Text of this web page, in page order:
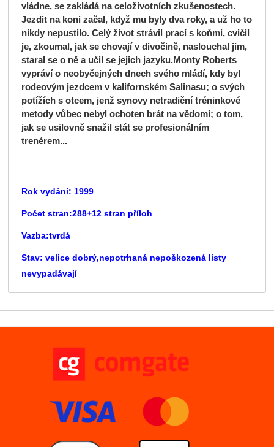
vládne, se zakládá na celoživotních zkušenostech.
Jezdit na koni začal, když mu byly dva roky, a už ho to
nikdy nepustilo. Celý život strávil prací s koňmi, cvičil
je, zkoumal, jak se chovají v divočině, naslouchal jim,
staral se o ně a učil se jejich jazyku.Monty Roberts
vypráví o neobyčejných dnech svého mládí, kdy byl
rodeovým jezdcem v kalifornském Salinasu; o svých
potížích s otcem, jenž synovy netradiční tréninkové
metody vůbec nebyl ochoten brát na vědomí; o tom,
jak se usilovně snažil stát se profesionálním
trenérem...
Rok vydání: 1999
Počet stran:288+12 stran příloh
Vazba:tvrdá
Stav: velice dobrý,nepotrhaná nepoškozená listy
nevypadávají